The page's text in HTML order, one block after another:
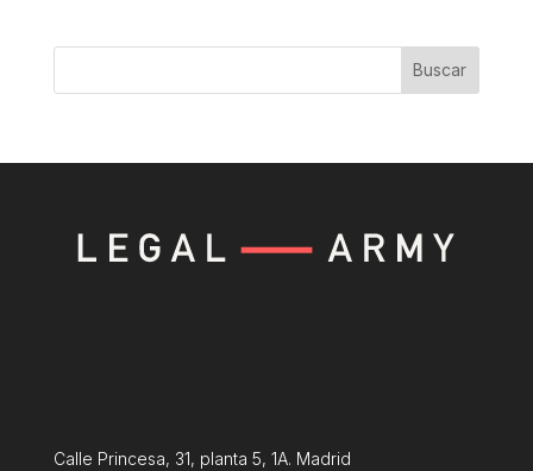
Buscar
Calle Princesa, 31, planta 5, 1A. Madrid